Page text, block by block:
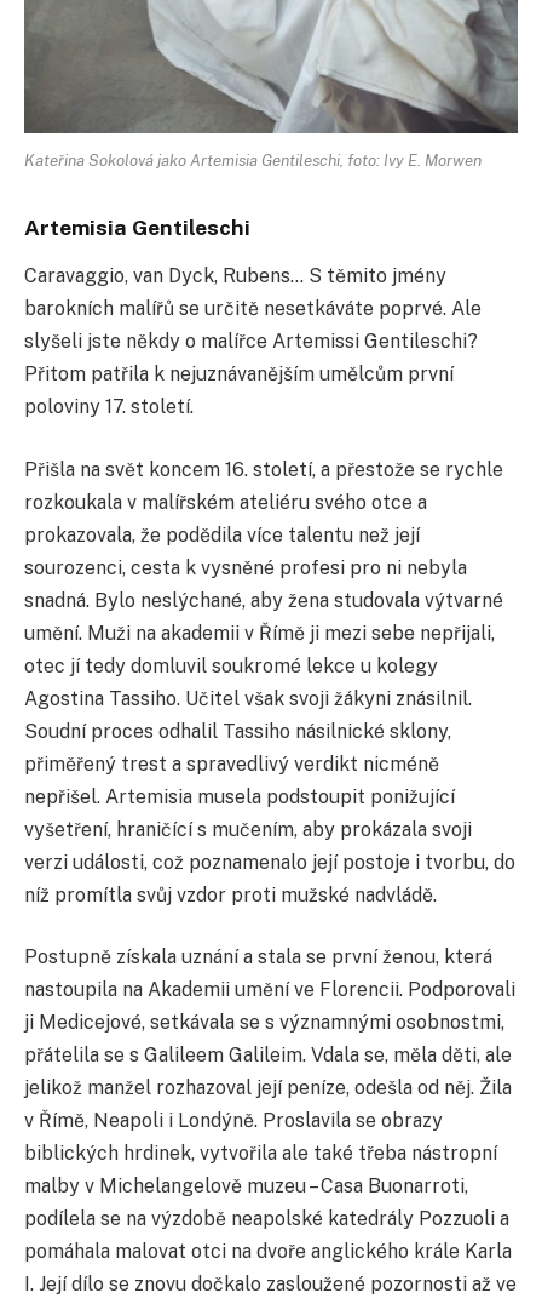
Kateřina Sokolová jako Artemisia Gentileschi, foto: Ivy E. Morwen
Artemisia Gentileschi
Caravaggio, van Dyck, Rubens… S těmito jmény
barokních malířů se určitě nesetkáváte poprvé. Ale
slyšeli jste někdy o malířce Artemissi Gentileschi?
Přitom patřila k nejuznávanějším umělcům první
poloviny 17. století.
Přišla na svět koncem 16. století, a přestože se rychle
rozkoukala v malířském ateliéru svého otce a
prokazovala, že podědila více talentu než její
sourozenci, cesta k vysněné profesi pro ni nebyla
snadná. Bylo neslýchané, aby žena studovala výtvarné
umění. Muži na akademii v Římě ji mezi sebe nepřijali,
otec jí tedy domluvil soukromé lekce u kolegy
Agostina Tassiho. Učitel však svoji žákyni znásilnil.
Soudní proces odhalil Tassiho násilnické sklony,
přiměřený trest a spravedlivý verdikt nicméně
nepřišel. Artemisia musela podstoupit ponižující
vyšetření, hraničící s mučením, aby prokázala svoji
verzi události, což poznamenalo její postoje i tvorbu, do
níž promítla svůj vzdor proti mužské nadvládě.
Postupně získala uznání a stala se první ženou, která
nastoupila na Akademii umění ve Florencii. Podporovali
ji Medicejové, setkávala se s významnými osobnostmi,
přátelila se s Galileem Galileim. Vdala se, měla děti, ale
jelikož manžel rozhazoval její peníze, odešla od něj. Žila
v Římě, Neapoli i Londýně. Proslavila se obrazy
biblických hrdinek, vytvořila ale také třeba nástropní
malby v Michelangelově muzeu – Casa Buonarroti,
podílela se na výzdobě neapolské katedrály Pozzuoli a
pomáhala malovat otci na dvoře anglického krále Karla
I. Její dílo se znovu dočkalo zasloužené pozornosti až ve